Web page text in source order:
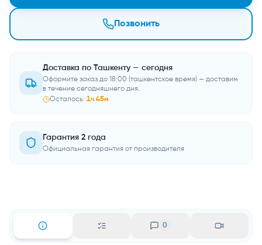
Позвонить
Доставка по Ташкенту — сегодня
Оформите заказ до 18:00 (ташкентское время) — доставим
в течение сегодняшнего дня.
Осталось: 1ч 45м
Гарантия 2 года
Официальная гарантия от производителя
0